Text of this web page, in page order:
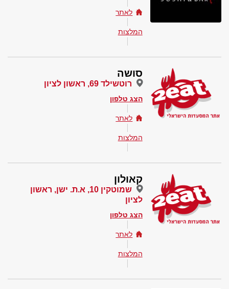
לאתר
המלצות
סושה
רוטשילד 69, ראשון לציון
הצג טלפון
לאתר
המלצות
קאולון
שמוטקין 10, א.ת. ישן, ראשון
לציון
הצג טלפון
לאתר
המלצות